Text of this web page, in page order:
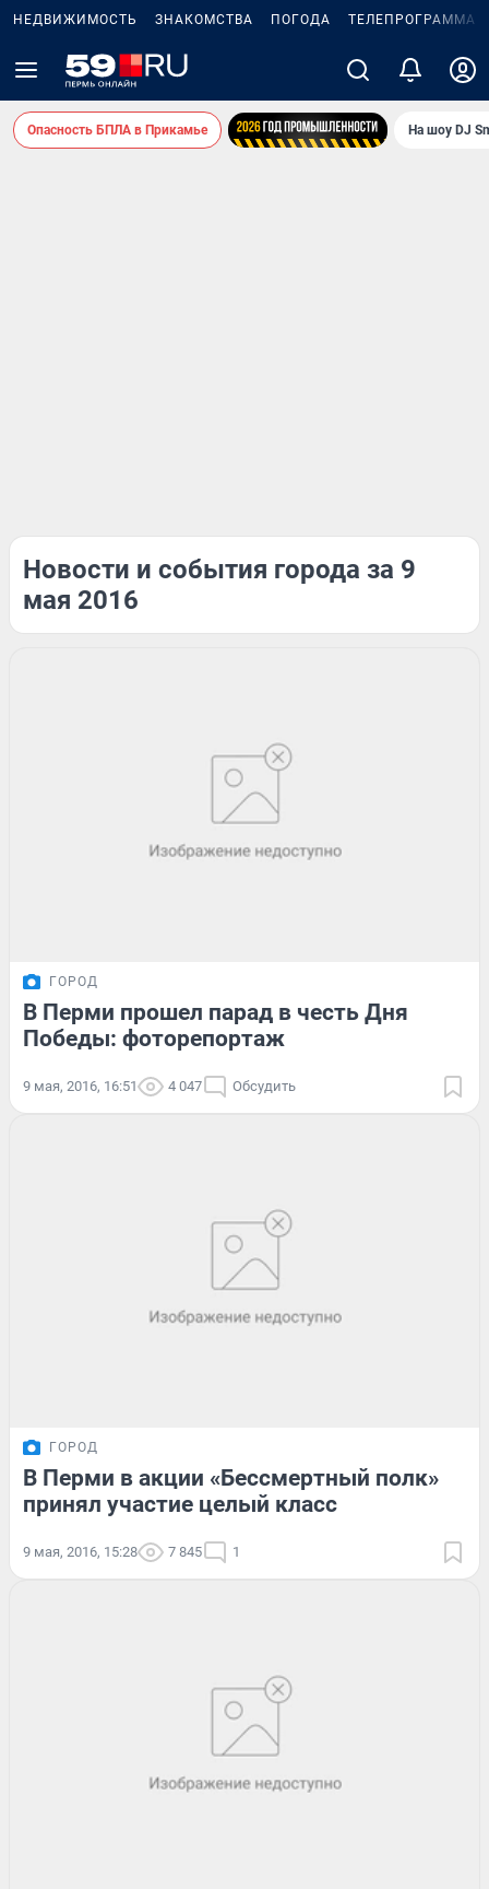
НЕДВИЖИМОСТЬ ЗНАКОМСТВА ПОГОДА ТЕЛЕПРОГРАММА
Опасность БПЛА в Прикамье На шоу DJ
Новости и события города за 9
мая 2016
ГОРОД
В Перми прошел парад в честь Дня
Победы: фоторепортаж
9 мая, 2016, 16:51 4 047 Обсудить
ГОРОД
В Перми в акции «Бессмертный полк»
принял участие целый класс
9 мая, 2016, 15:28 7 845 1